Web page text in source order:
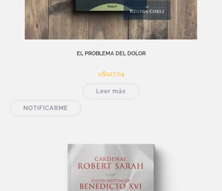
EL PROBLEMA DEL DOLOR
u$s27,04
Leer más
NOTIFICARME